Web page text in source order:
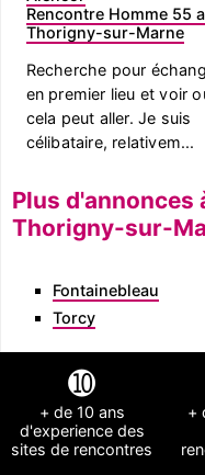
Rencontre Homme 55
Thorigny-sur-Marne
Recherche pour
en premier lieu et voir
cela peut aller. Je suis
célibataire, relativem...
Plus d'annonces
Thorigny-sur-
Fontainebleau
Torcy
➓
+ de 10 ans
d'experience des
sites de rencontres
+